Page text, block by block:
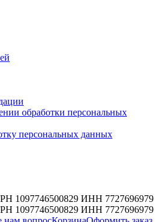
обработки персональных
персональных данных
ИНН 7727696979
ИНН 7727696979